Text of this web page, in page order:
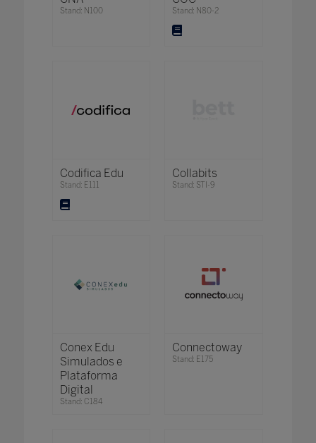
Stand: N100 Stand: N80-2
Codifica Edu
Stand: E111
Collabits
Stand: STI-9
Conex Edu
Simulados e
Plataforma
Digital
Stand: C184
Connectoway
Stand: E175